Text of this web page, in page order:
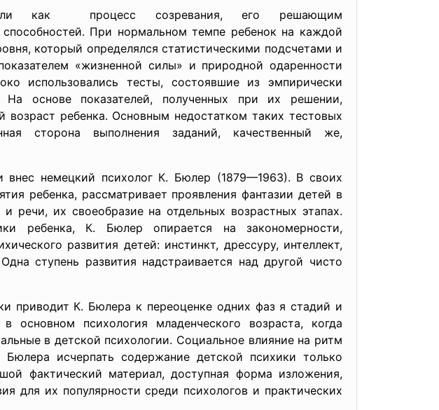
как процесс созревания, его решающим
При нормальном темпе ребенок на каждой
который определялся статистическими подсчетами и
«жизненной силы» и природной одаренности
использовались тесты, состоявшие из эмпирически
основе показателей, полученных при их решении,
возраст ребенка. Основным недостатком таких тестовых
сторона выполнения заданий, качественный же,
внес немецкий психолог К. Бюлер (1879—1963). В своих
ребенка, рассматривает проявления фантазии детей в
речи, их своеобразие на отдельных возрастных этапах.
ребенка, К. Бюлер опирается на закономерности,
развития детей: инстинкт, дрессуру, интеллект,
ступень развития надстраивается над другой чисто
приводит К. Бюлера к переоценке одних фаз я стадий и
основном психология младенческого возраста, когда
в детской психологии. Социальное влияние на ритм
исчерпать содержание детской психики только
фактический материал, доступная форма изложения,
для их популярности среди психологов и практических